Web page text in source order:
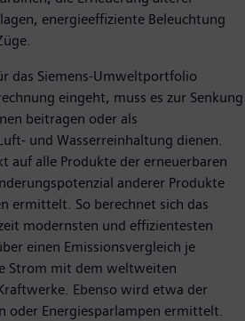
energieeffiziente Beleuchtung
das Siemens-Umweltportfolio
eingeht, muss es zur Senkung
beitragen oder als
und Wasserreinhaltung dienen.
auf alle Produkte der erneuerbaren
anderer Produkte
ermittelt. So berechnet sich das
modernsten und effizientesten
einen Emissionsvergleich je
Strom mit dem weltweiten
Ebenso wird etwa der
oder Energiesparlampen ermittelt.